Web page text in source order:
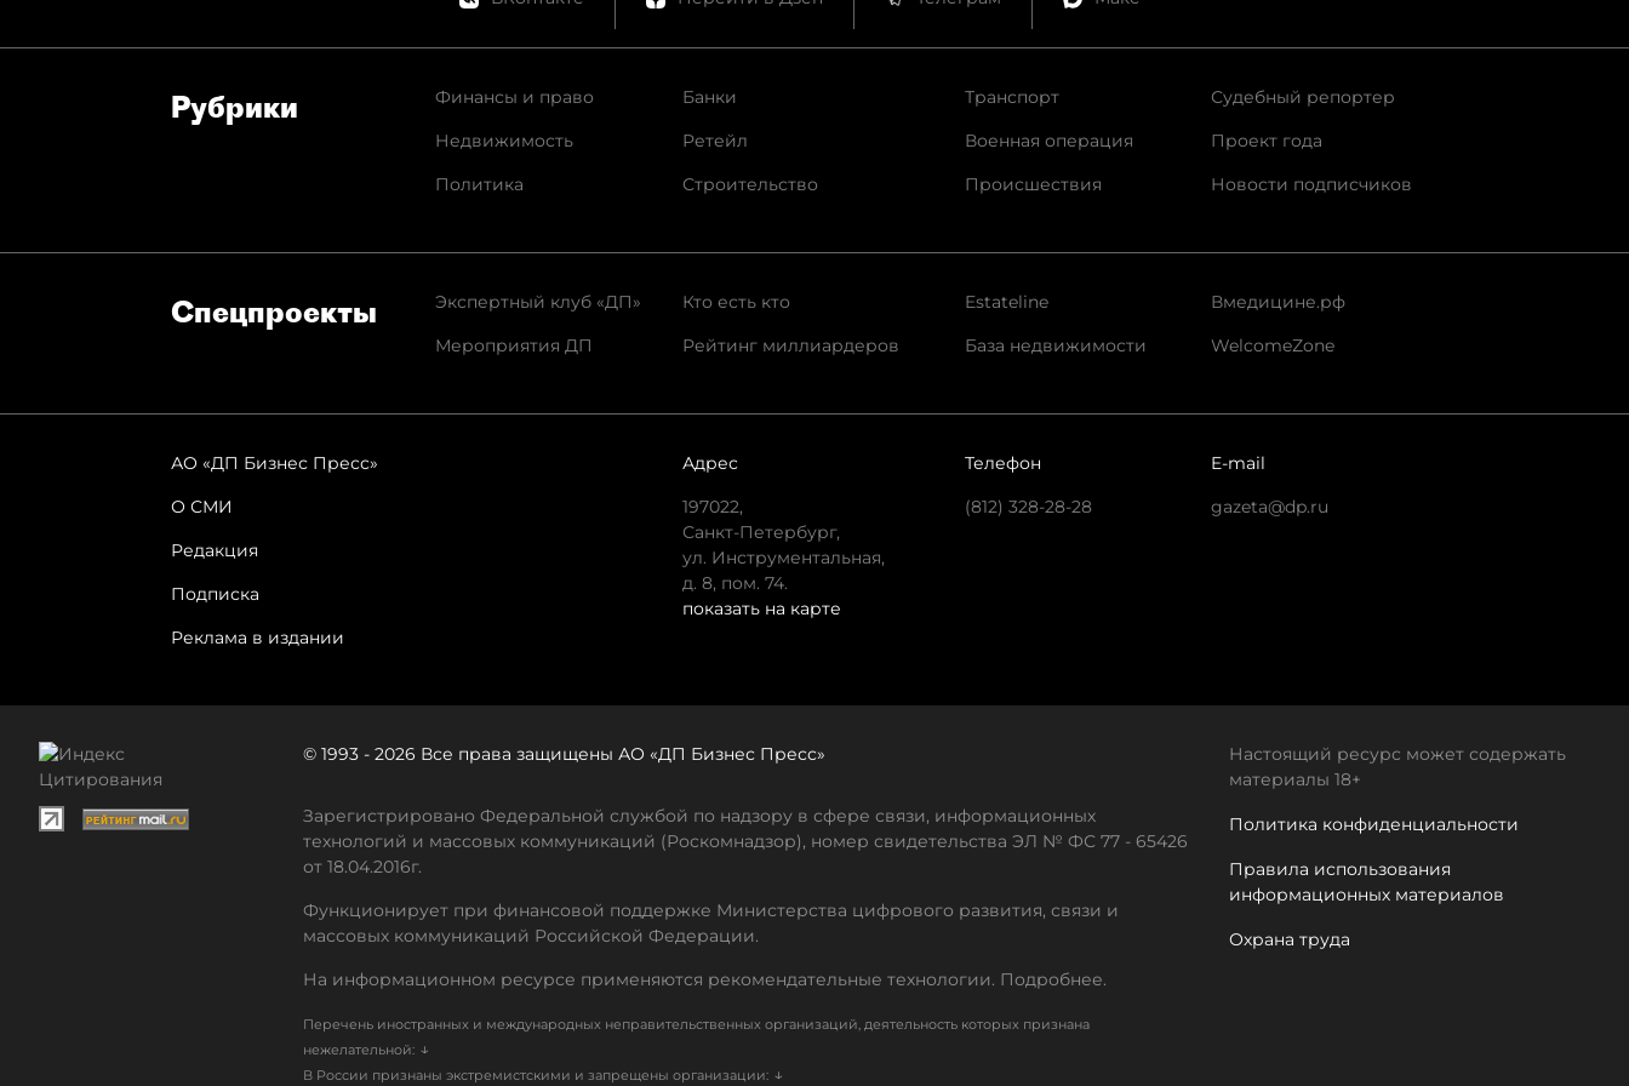
Рубрики
Финансы и право
Недвижимость
Политика
Банки
Ретейл
Строительство
Транспорт
Военная операция
Происшествия
Судебный репортер
Проект года
Новости подписчиков
Спец­проекты
Экспертный клуб «ДП»
Мероприятия ДП
Кто есть кто
Рейтинг миллиардеров
Estateline
База недвижимости
Вмедицине.рф
WelcomeZone
АО «ДП Бизнес Пресс»
О СМИ
Редакция
Подписка
Реклама в издании
Адрес
197022,
Санкт-Петербург,
ул. Инструментальная,
д. 8, пом. 74.
показать на карте
Телефон
(812) 328-28-28
E-mail
gazeta@dp.ru
© 1993 - 2026 Все права защищены АО «ДП Бизнес Пресс»
Зарегистрировано Федеральной службой по надзору в сфере связи, информационных
технологий и массовых коммуникаций (Роскомнадзор), номер свидетельства ЭЛ № ФС 77 - 65426
от 18.04.2016г.
Функционирует при финансовой поддержке Министерства цифрового развития, связи и
массовых коммуникаций Российской Федерации.
На информационном ресурсе применяются рекомендательные технологии. Подробнее.
Перечень иностранных и международных неправительственных организаций, деятельность которых признана
нежелательной: ↓
В России признаны экстремистскими и запрещены организации: ↓
Настоящий ресурс может содержать
материалы 18+
Политика конфиденциальности
Правила использования
информационных материалов
Охрана труда